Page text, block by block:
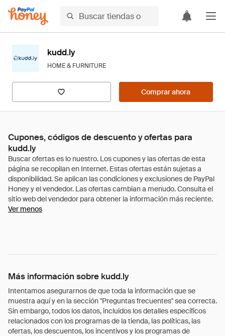
kudd.ly
HOME & FURNITURE
Comprar ahora
Cupones, códigos de descuento y ofertas para
kudd.ly
Ver menos
Más información sobre kudd.ly
Intentamos asegurarnos de que toda la información que se
muestra aquí y en la sección "Preguntas frecuentes" sea correcta.
Sin embargo, todos los datos, incluidos los detalles específicos
relacionados con los programas de la tienda, las políticas, las
ofertas, los descuentos, los incentivos y los programas de